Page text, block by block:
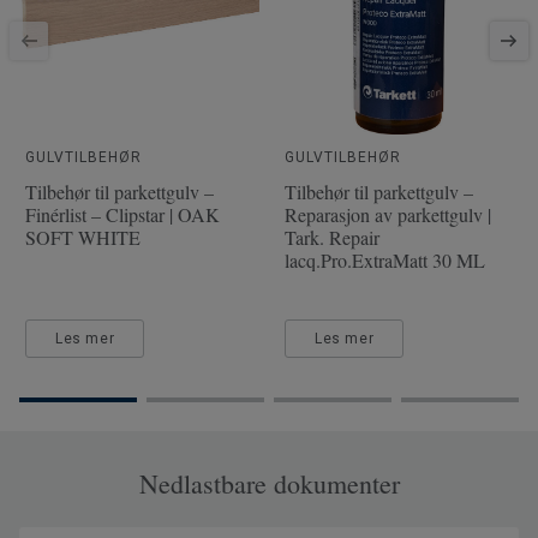
Treslag
Bredde
19.2 cm
GULVTILBEHØR
Tilbehør til parkettgulv –
Finérlist – Clipstar | OAK
SOFT WHITE
Les mer
GULVTILBEHØR
Tilbehør til parkettgulv –
Reparasjon av parkettgulv |
Tark. Repair
lacq.Pro.ExtraMatt 30 ML
Les mer
Nedlastbare dokumenter